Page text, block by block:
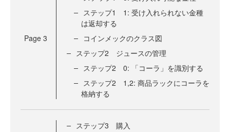
Page 3
ステップ1 1: 受け入れられない金種
は返却する
コインメックのクラス図
ステップ2 ジュースの管理
ステップ2 0: 「コーラ」を識別する
ステップ2 1,2: 商品ラックにコーラを
格納する
ステップ3 購入